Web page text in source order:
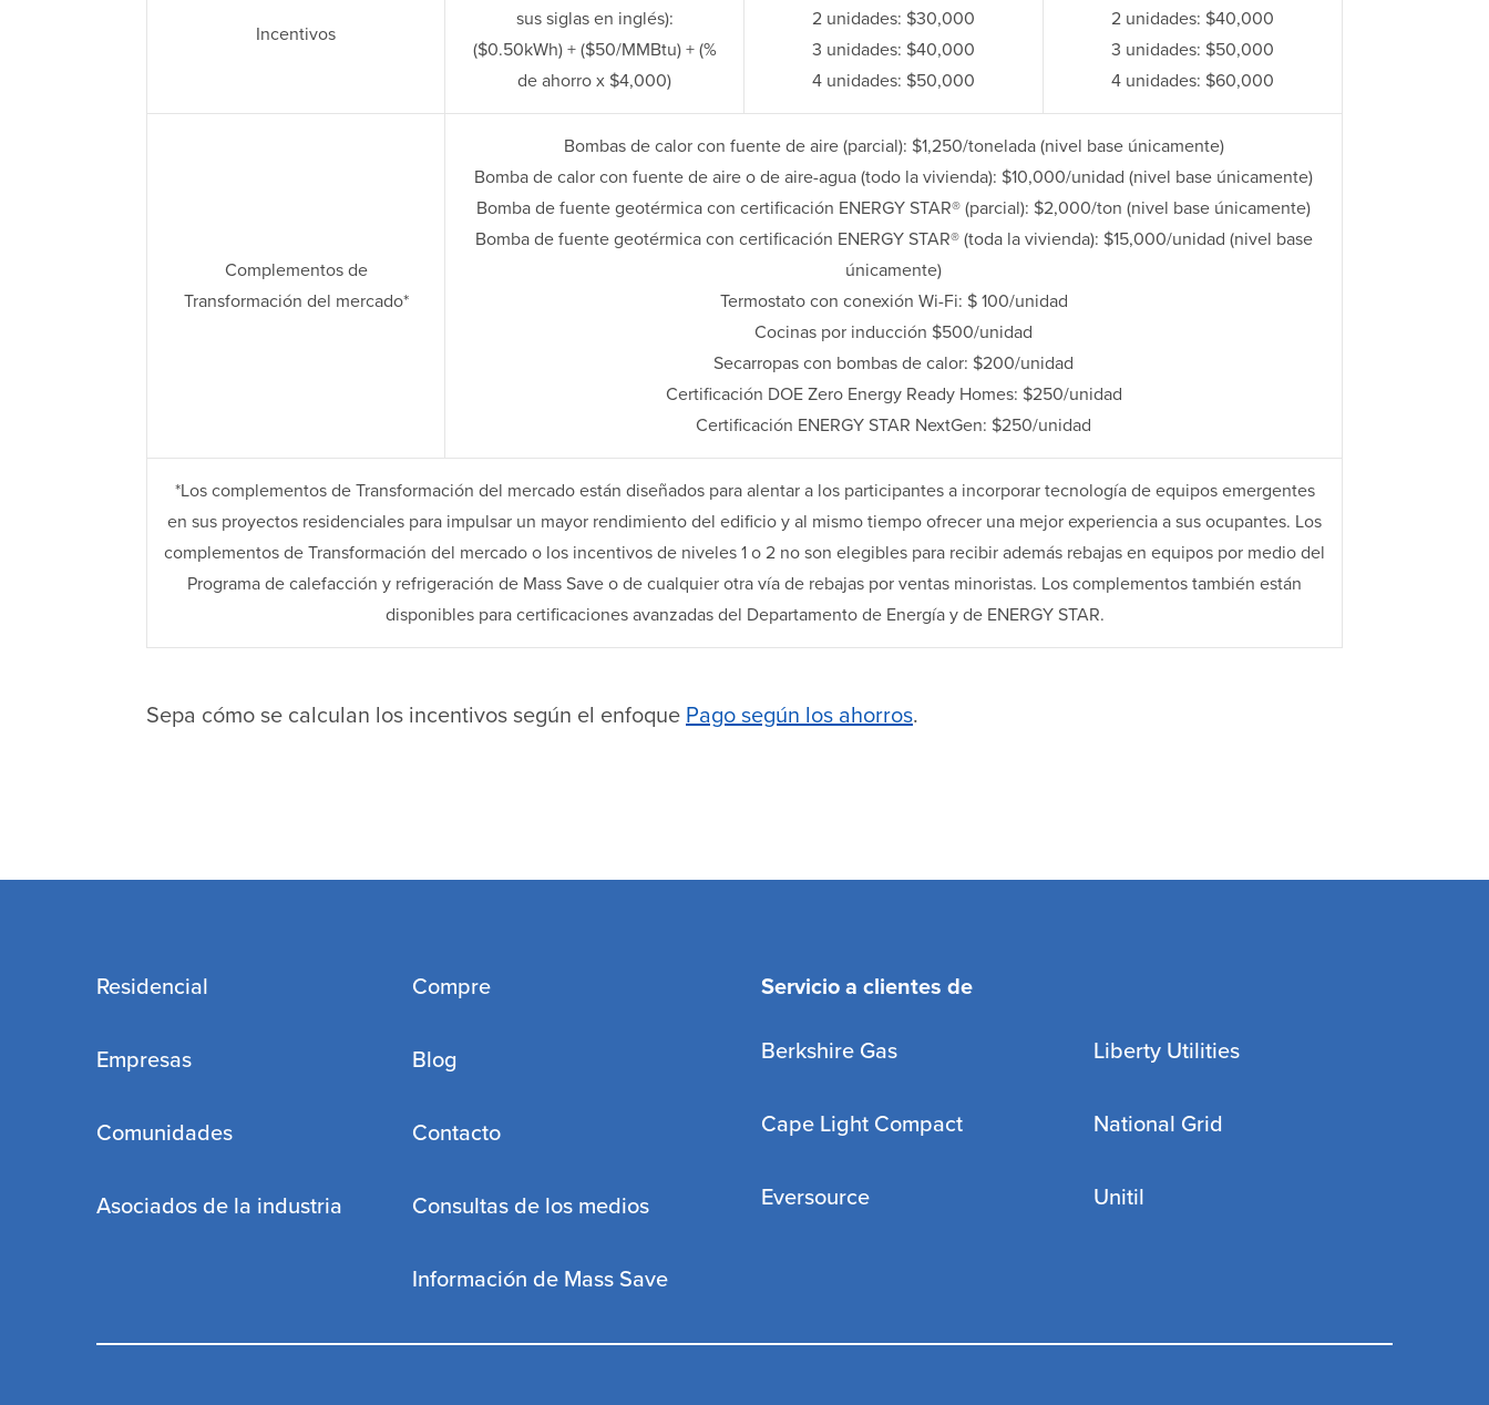
Incentivos
sus siglas en inglés):
($0.50kWh) + ($50/MMBtu) + (%
de ahorro x $4,000)
2 unidades: $30,000
3 unidades: $40,000
4 unidades: $50,000
2 unidades: $40,000
3 unidades: $50,000
4 unidades: $60,000
Complementos de
Transformación del mercado*
Bombas de calor con fuente de aire (parcial): $1,250/tonelada (nivel base únicamente)
Bomba de calor con fuente de aire o de aire-agua (todo la vivienda): $10,000/unidad (nivel base únicamente)
Bomba de fuente geotérmica con certificación ENERGY STAR® (parcial): $2,000/ton (nivel base únicamente)
Bomba de fuente geotérmica con certificación ENERGY STAR® (toda la vivienda): $15,000/unidad (nivel base
únicamente)
Termostato con conexión Wi-Fi: $ 100/unidad
Cocinas por inducción $500/unidad
Secarropas con bombas de calor: $200/unidad
Certificación DOE Zero Energy Ready Homes: $250/unidad
Certificación ENERGY STAR NextGen: $250/unidad
*Los complementos de Transformación del mercado están diseñados para alentar a los participantes a incorporar tecnología de equipos emergentes
en sus proyectos residenciales para impulsar un mayor rendimiento del edificio y al mismo tiempo ofrecer una mejor experiencia a sus ocupantes. Los
complementos de Transformación del mercado o los incentivos de niveles 1 o 2 no son elegibles para recibir además rebajas en equipos por medio del
Programa de calefacción y refrigeración de Mass Save o de cualquier otra vía de rebajas por ventas minoristas. Los complementos también están
disponibles para certificaciones avanzadas del Departamento de Energía y de ENERGY STAR.
Sepa cómo se calculan los incentivos según el enfoque Pago según los ahorros.
Residencial
Empresas
Comunidades
Asociados de la industria
Compre
Blog
Contacto
Consultas de los medios
Información de Mass Save
Servicio a clientes de
Berkshire Gas
Cape Light Compact
Eversource
Liberty Utilities
National Grid
Unitil